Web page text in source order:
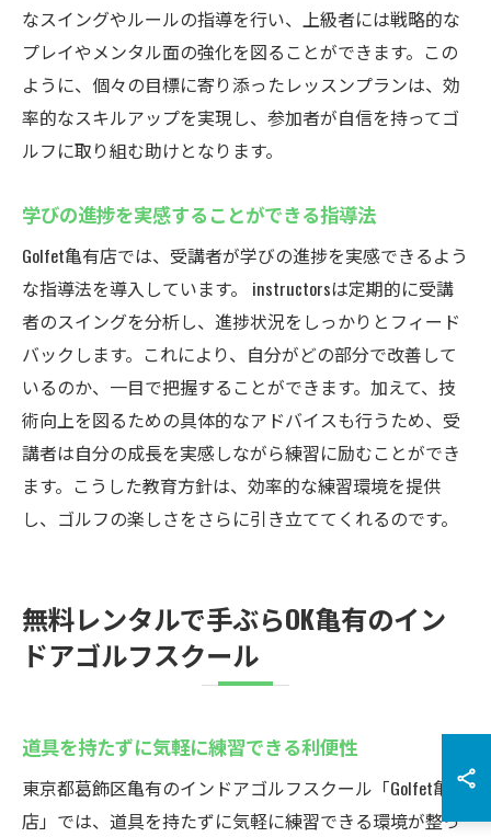
なスイングやルールの指導を行い、上級者には戦略的な
プレイやメンタル面の強化を図ることができます。この
ように、個々の目標に寄り添ったレッスンプランは、効
率的なスキルアップを実現し、参加者が自信を持ってゴ
ルフに取り組む助けとなります。
学びの進捗を実感することができる指導法
Golfet亀有店では、受講者が学びの進捗を実感できるよう
な指導法を導入しています。 instructorsは定期的に受講
者のスイングを分析し、進捗状況をしっかりとフィード
バックします。これにより、自分がどの部分で改善して
いるのか、一目で把握することができます。加えて、技
術向上を図るための具体的なアドバイスも行うため、受
講者は自分の成長を実感しながら練習に励むことができ
ます。こうした教育方針は、効率的な練習環境を提供
し、ゴルフの楽しさをさらに引き立ててくれるのです。
無料レンタルで手ぶらOK亀有のイン
ドアゴルフスクール
道具を持たずに気軽に練習できる利便性
東京都葛飾区亀有のインドアゴルフスクール「Golfet亀有
店」では、道具を持たずに気軽に練習できる環境が整っ